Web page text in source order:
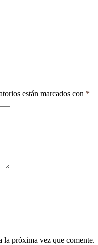
están marcados con *
la próxima vez que comente.